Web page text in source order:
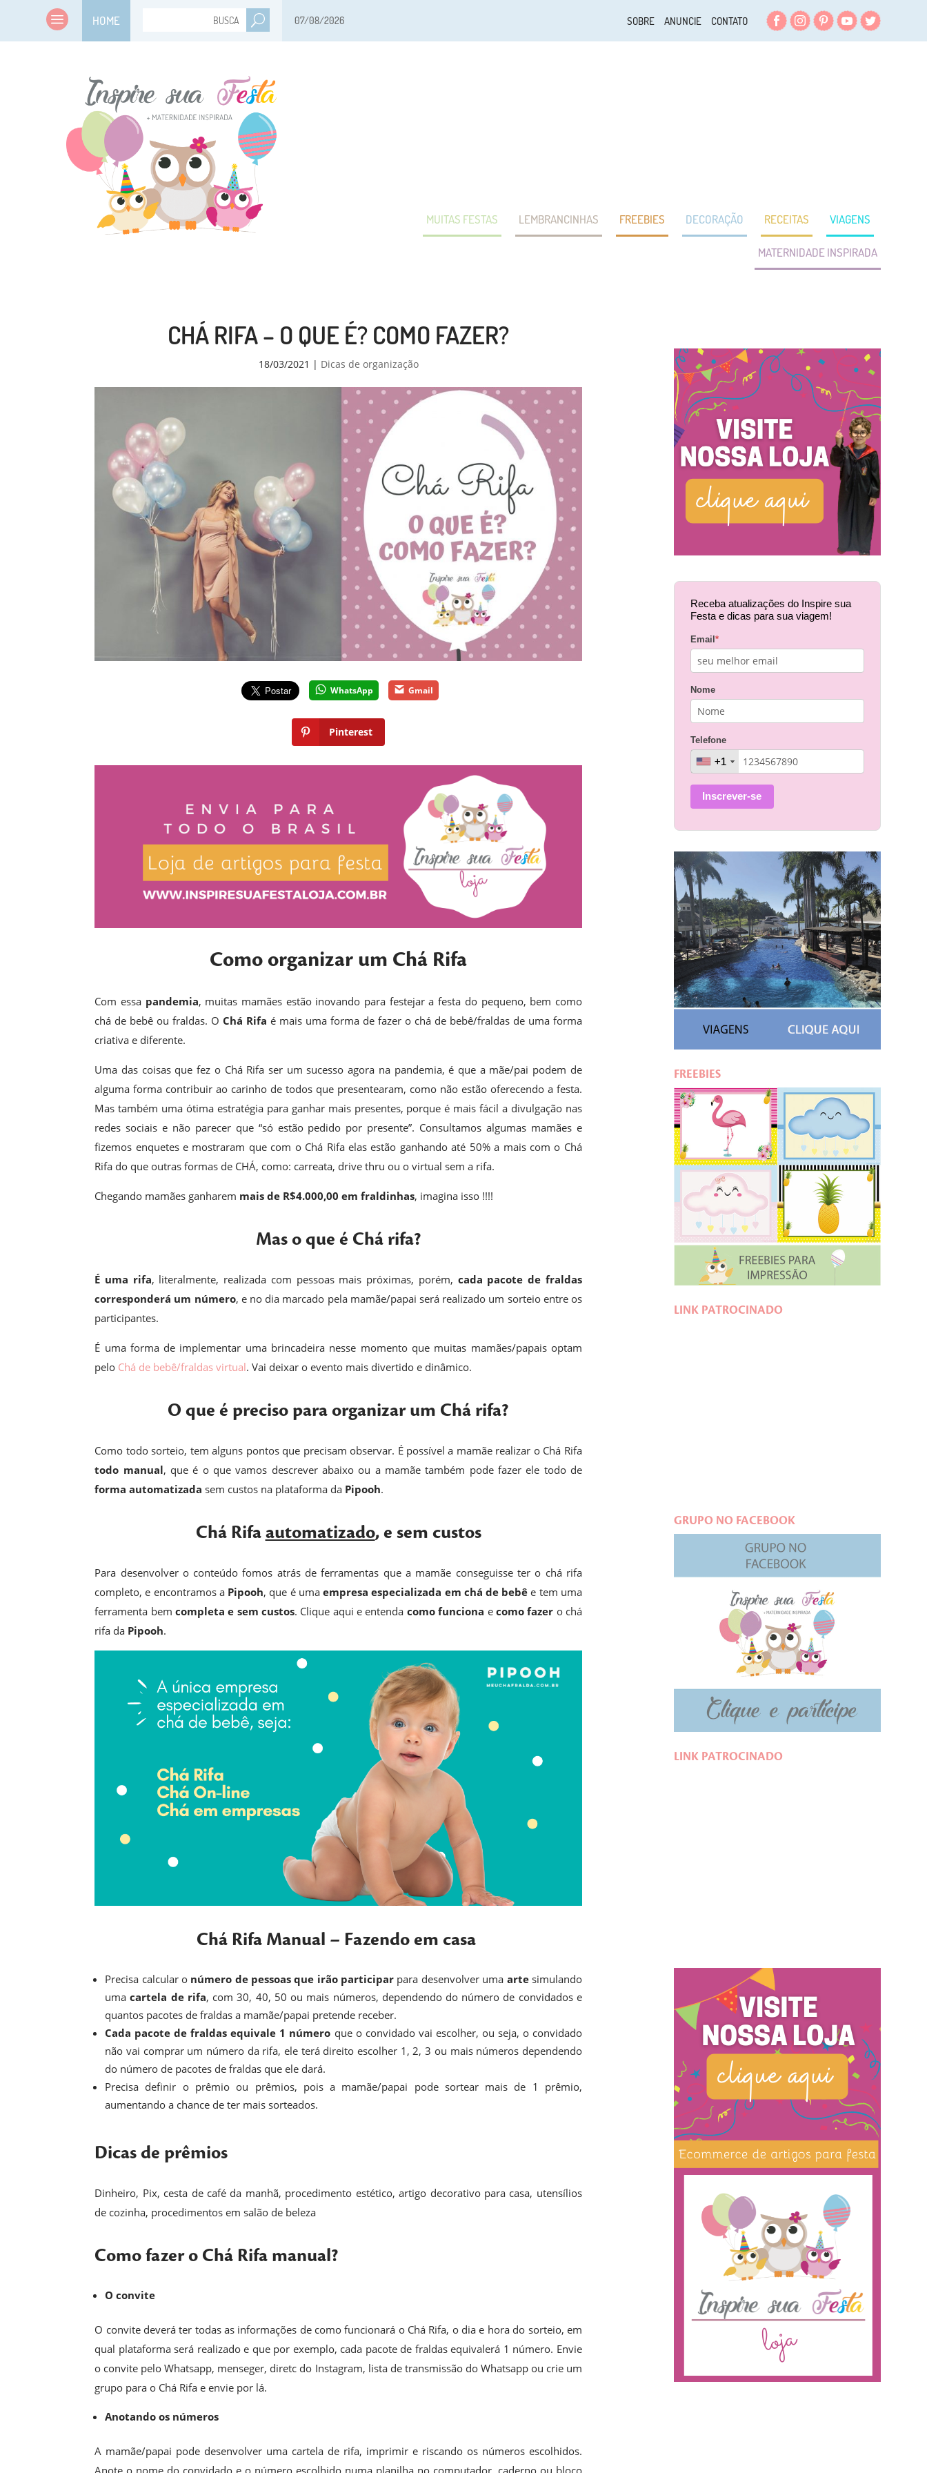
HOME 07/08/2026 FacebookInstagram
PinterestYouTube
Twitter
SOBRE ANUNCIE CONTATO
MUITAS FESTAS LEMBRANCINHAS FREEBIES DECORAÇÃO RECEITAS VIAGENS
MATERNIDADE INSPIRADA
CHÁ RIFA – O QUE É? COMO FAZER?
18/03/2021 | Dicas de organização
WhatsApp Gmail
Pinterest
Como organizar um Chá Rifa
Com essa pandemia, muitas mamães estão inovando para festejar a festa do pequeno, bem como
chá de bebê ou fraldas. O Chá Rifa é mais uma forma de fazer o chá de bebê/fraldas de uma forma
criativa e diferente.
Uma das coisas que fez o Chá Rifa ser um sucesso agora na pandemia, é que a mãe/pai podem de
alguma forma contribuir ao carinho de todos que presentearam, como não estão oferecendo a festa.
Mas também uma ótima estratégia para ganhar mais presentes, porque é mais fácil a divulgação nas
redes sociais e não parecer que “só estão pedido por presente”. Consultamos algumas mamães e
fizemos enquetes e mostraram que com o Chá Rifa elas estão ganhando até 50% a mais com o Chá
Rifa do que outras formas de CHÁ, como: carreata, drive thru ou o virtual sem a rifa.
Chegando mamães ganharem mais de R$4.000,00 em fraldinhas, imagina isso !!!!
Mas o que é Chá rifa?
É uma rifa, literalmente, realizada com pessoas mais próximas, porém, cada pacote de fraldas
corresponderá um número, e no dia marcado pela mamãe/papai será realizado um sorteio entre os
participantes.
É uma forma de implementar uma brincadeira nesse momento que muitas mamães/papais optam
pelo Chá de bebê/fraldas virtual. Vai deixar o evento mais divertido e dinâmico.
O que é preciso para organizar um Chá rifa?
Como todo sorteio, tem alguns pontos que precisam observar. É possível a mamãe realizar o Chá Rifa
todo manual, que é o que vamos descrever abaixo ou a mamãe também pode fazer ele todo de
forma automatizada sem custos na plataforma da Pipooh.
Chá Rifa automatizado, e sem custos
Para desenvolver o conteúdo fomos atrás de ferramentas que a mamãe conseguisse ter o chá rifa
completo, e encontramos a Pipooh, que é umaempresa especializada em chá de bebê e tem uma
ferramenta bem completa e sem custos. Clique aqui e entenda como funciona e como fazer o chá
rifa da Pipooh.
Chá Rifa Manual – Fazendo em casa
Precisa calcular o número de pessoas que irão participar para desenvolver uma artesimulando
umacartela de rifa, com 30, 40, 50 ou mais números, dependendo do número de convidados e
quantos pacotes de fraldas a mamãe/papai pretende receber.
Cada pacote de fraldas equivale 1 número que o convidado vai escolher, ou seja, o convidado
não vai comprar um número da rifa, ele terá direito escolher 1, 2, 3 ou mais números dependendo
do número de pacotes de fraldas que ele dará.
Precisa definir o prêmio ou prêmios, pois a mamãe/papai pode sortear mais de 1 prêmio,
aumentando a chance de ter mais sorteados.
Dicas de prêmios
Dinheiro, Pix, cesta de café da manhã, procedimento estético, artigo decorativo para casa, utensílios
de cozinha, procedimentos em salão de beleza
Como fazer o Chá Rifa manual?
O convite
O convite deverá ter todas as informações de como funcionará o Chá Rifa, o dia e hora do sorteio, em
qual plataforma será realizado e que por exemplo, cada pacote de fraldas equivalerá 1 número. Envie
o convite pelo Whatsapp, menseger, diretc do Instagram, lista de transmissão do Whatsapp ou crie um
grupo para o Chá Rifa e envie por lá.
Anotando os números
A mamãe/papai pode desenvolver uma cartela de rifa, imprimir e riscando os números escolhidos.
Anote o nome do convidado e o número escolhido numa planilha no computador, caderno ou bloco
Receba atualizações do Inspire sua
Festa e dicas para sua viagem!
Email *
Nome
Telefone
+1
+1
Inscrever-se
FREEBIES
LINK PATROCINADO
GRUPO NO FACEBOOK
LINK PATROCINADO